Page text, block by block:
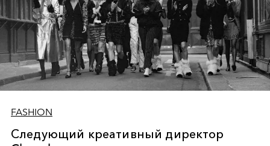
FASHION
Следующий креативный директор